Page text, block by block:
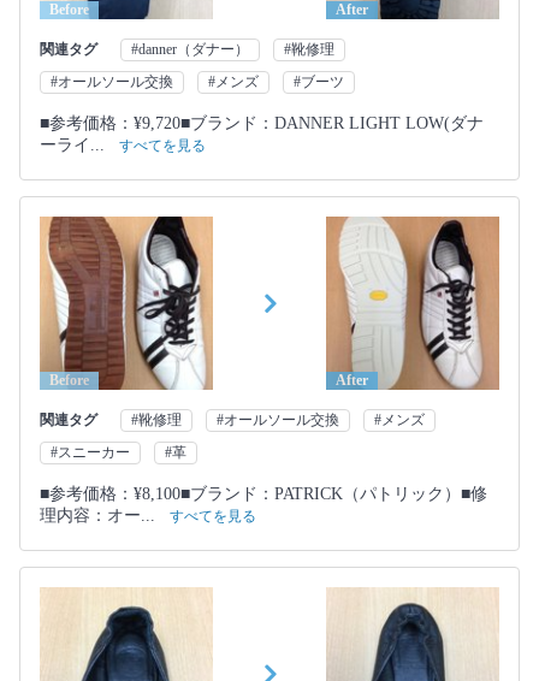
Before After
関連タグ #danner（ダナー）
#靴修理
#オールソール交換
#メンズ #ブーツ
■参考価格：¥9,720■ブランド：DANNER LIGHT LOW(ダナ
ーライ...
すべてを見る
Before After
関連タグ #靴修理 #オールソール交換
#メンズ
#スニーカー
#革
■参考価格：¥8,100■ブランド：PATRICK（パトリック）■修
理内容：オー...
すべてを見る